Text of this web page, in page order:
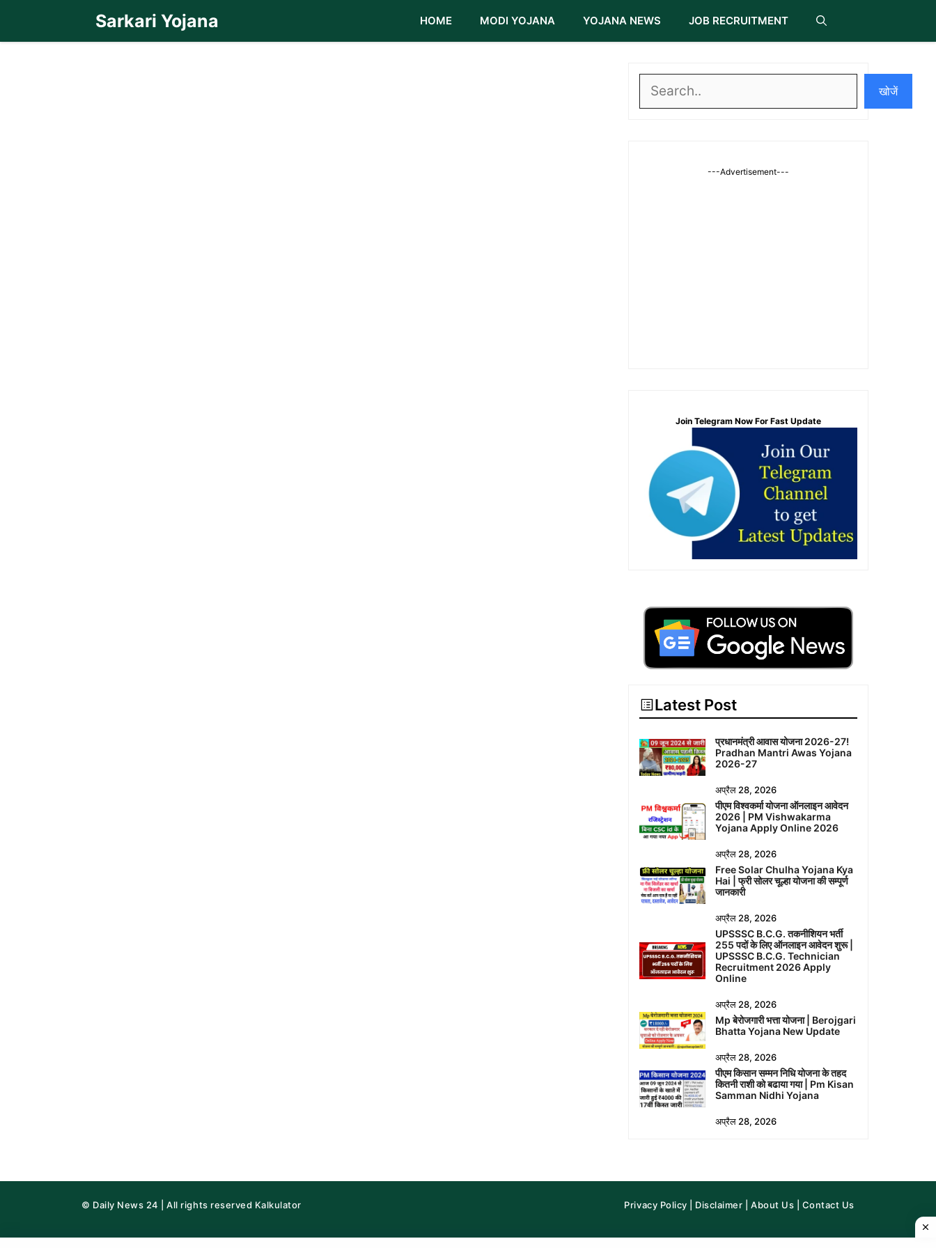
content
Sarkari Yojana HOME MODI YOJANA YOJANA NEWS JOB RECRUITMENT
खोजें
खोजें
---Advertisement---
Join Telegram Now For Fast Update
Latest Post
प्रधानमंत्री आवास योजना 2026-27!
Pradhan Mantri Awas Yojana
2026-27
अप्रैल 28, 2026
पीएम विश्वकर्मा योजना ऑनलाइन आवेदन
2026 | PM Vishwakarma
Yojana Apply Online 2026
अप्रैल 28, 2026
Free Solar Chulha Yojana Kya
Hai | फ्री सोलर चूल्हा योजना की सम्पूर्ण
जानकारी
अप्रैल 28, 2026
UPSSSC B.C.G. तकनीशियन भर्ती
255 पदों के लिए ऑनलाइन आवेदन शुरू |
UPSSSC B.C.G. Technician
Recruitment 2026 Apply
Online
अप्रैल 28, 2026
Mp बेरोजगारी भत्ता योजना | Berojgari
Bhatta Yojana New Update
अप्रैल 28, 2026
पीएम किसान सम्मन निधि योजना के तहद
कितनी राशी को बढाया गया | Pm Kisan
Samman Nidhi Yojana
अप्रैल 28, 2026
© Daily News 24 | All rights reserved Kalkulator Privacy Policy Disclaimer |About Us Contact Us